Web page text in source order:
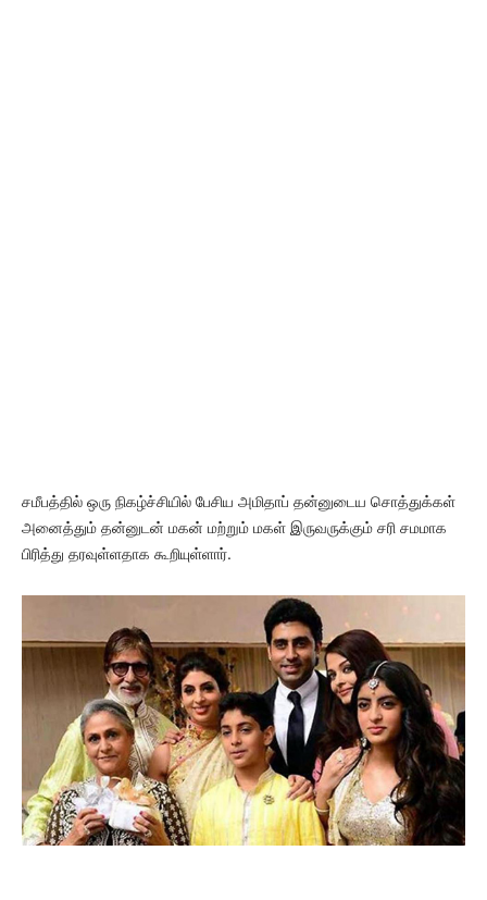
சமீபத்தில் ஒரு நிகழ்ச்சியில் பேசிய அமிதாப் தன்னுடைய சொத்துக்கள்
அனைத்தும் தன்னுடன் மகன் மற்றும் மகள் இருவருக்கும் சரி சமமாக
பிரித்து தரவுள்ளதாக கூறியுள்ளார்.